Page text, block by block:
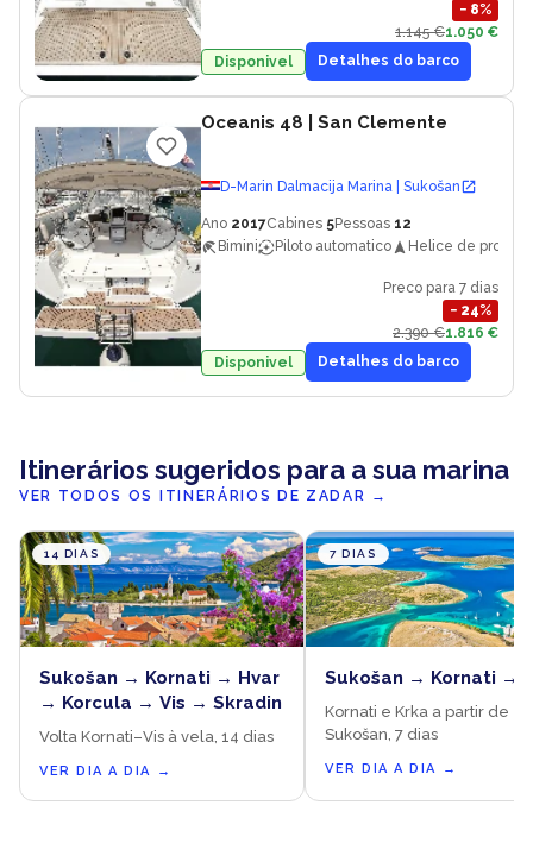
− 8%
1.145 €1.050 €
Disponivel
Detalhes do barco
Oceanis 48 | San Clemente
D-Marin Dalmacija Marina | Sukošan
Ano 2017Cabines 5Pessoas 12
Bimini
Piloto automatico Helice de proa
Preco para 7 dias
− 24%
2.390 €1.816 €
Disponivel
Detalhes do barco
Itinerários sugeridos para a sua marina
VER TODOS OS ITINERÁRIOS DE ZADAR →
14 DIAS
Sukošan → Kornati → Hvar
→ Korcula → Vis → Skradin
Volta Kornati–Vis à vela, 14 dias
VER DIA A DIA →
7 DIAS
Sukošan → Kornati →
Kornati e Krka a partir de
Sukošan, 7 dias
VER DIA A DIA →